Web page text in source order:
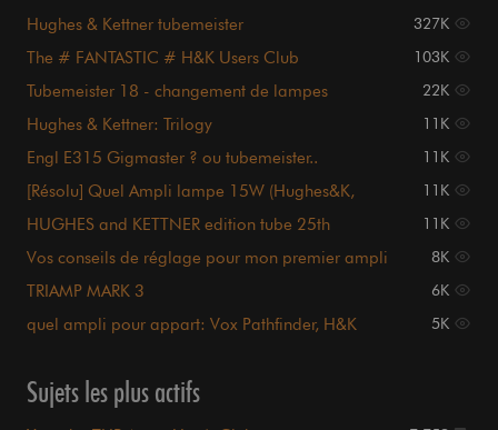
Hughes & Kettner tubemeister 327K
The # FANTASTIC # H&K Users Club 103K
Tubemeister 18 - changement de lampes 22K
Hughes & Kettner: Trilogy 11K
Engl E315 Gigmaster ? ou tubemeister.. 11K
[Résolu] Quel Ampli lampe 15W (Hughes&K,
11K
HUGHES and KETTNER edition tube 25th
11K
Vos conseils de réglage pour mon premier ampli
8K
TRIAMP MARK 3 6K
quel ampli pour appart: Vox Pathfinder, H&K
5K
Sujets les plus actifs